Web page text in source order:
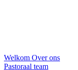
Welkom Over ons
Pastoraal team